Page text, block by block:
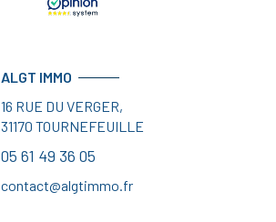
ALGT IMMO
16 RUE DU VERGER,
31170 TOURNEFEUILLE
05 61 49 36 05
contact@algtimmo.fr